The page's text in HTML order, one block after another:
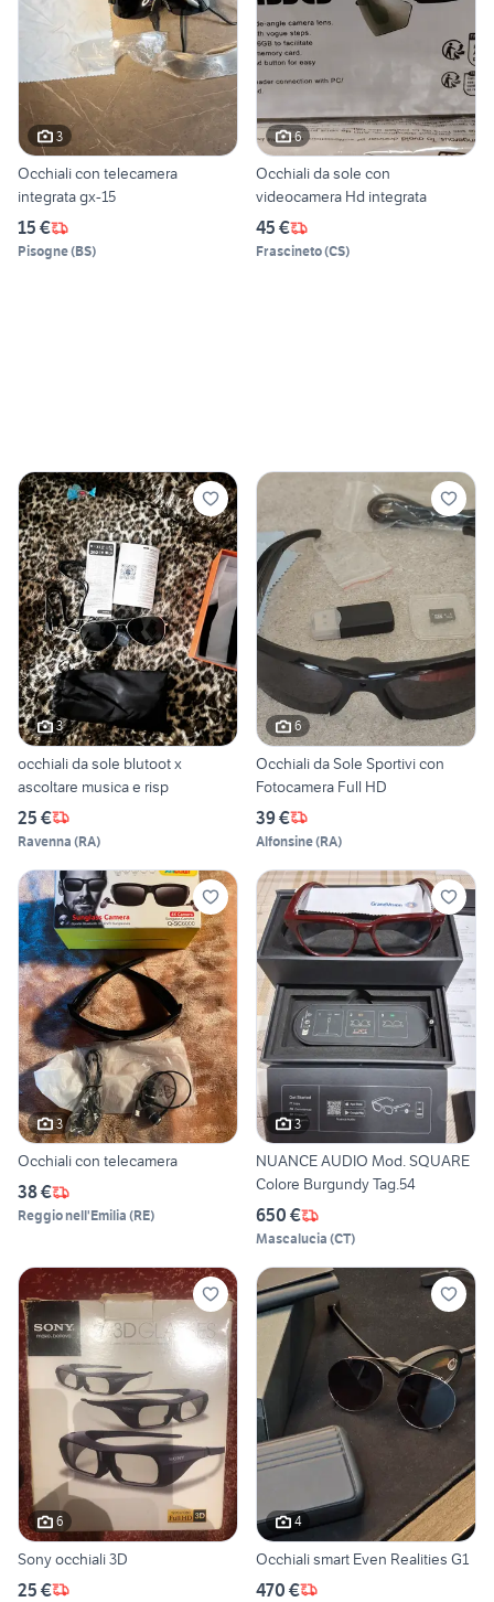
3
Occhiali con telecamera
integrata gx-15
15 €
Pisogne(BS)
6
Occhiali da sole con
videocamera Hd integrata
45 €
Frascineto(CS)
3
occhiali da sole blutoot x
ascoltare musica e risp
25 €
Ravenna (RA)
6
Occhiali da Sole Sportivi con
Fotocamera Full HD
39 €
Alfonsine(RA)
3
Occhiali con telecamera
38 €
Reggio nell'Emilia (RE)
3
NUANCE AUDIO Mod. SQUARE
Colore Burgundy Tag.54
650 €
Mascalucia (CT)
6
Sony occhiali 3D
25 €
4
Occhiali smart Even Realities G1
470 €